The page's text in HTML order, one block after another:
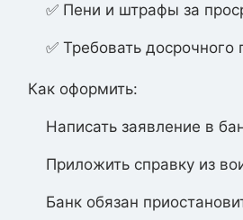
✅ Пени и штрафы за
✅ Требовать
Как оформить:
Написать заявление в
Приложить справку из
Банк обязан